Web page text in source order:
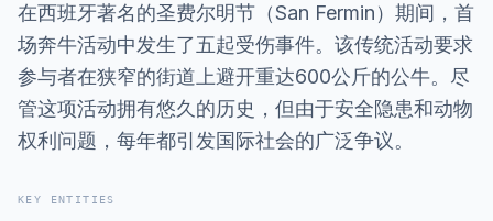
在西班牙著名的圣费尔明节（San Fermin）期间，首
场奔牛活动中发生了五起受伤事件。该传统活动要求
参与者在狭窄的街道上避开重达600公斤的公牛。尽
管这项活动拥有悠久的历史，但由于安全隐患和动物
权利问题，每年都引发国际社会的广泛争议。
KEY ENTITIES